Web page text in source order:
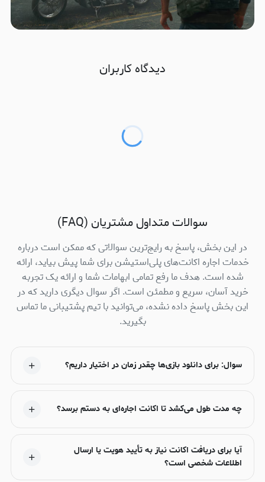
دیدگاه کاربران
سوالات متداول مشتریان (FAQ)
در این بخش، پاسخ به رایج‌ترین سوالاتی که ممکن است درباره
خدمات اجاره اکانت‌های پلی‌استیشن برای شما پیش بیاید، ارائه
شده است. هدف ما رفع تمامی ابهامات شما و ارائه یک تجربه
خرید آسان، سریع و مطمئن است. اگر سوال دیگری دارید که در
این بخش پاسخ داده نشده، می‌توانید با تیم پشتیبانی ما تماس
بگیرید.
سوال: برای دانلود بازی‌ها چقدر زمان در اختیار داریم؟
چه مدت طول می‌کشد تا اکانت اجاره‌ای به دستم برسد؟
آیا برای دریافت اکانت نیاز به تأیید هویت یا ارسال
اطلاعات شخصی است؟